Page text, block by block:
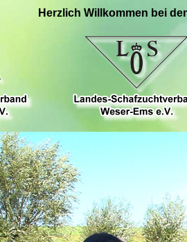
Herzlich Willkommen bei